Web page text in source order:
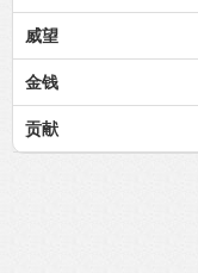
威望
金钱
贡献